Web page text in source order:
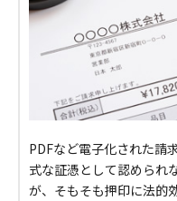
PDFなど電子化された請
式な証憑として認められ
が、そもそも押印に法的